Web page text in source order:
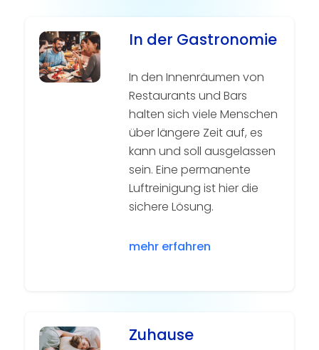
In der Gastronomie
In den Innenräumen von
Restaurants und Bars
halten sich viele Menschen
über längere Zeit auf, es
kann und soll ausgelassen
sein. Eine permanente
Luftreinigung ist hier die
sichere Lösung.
mehr erfahren
Zuhause